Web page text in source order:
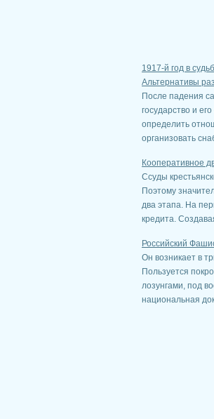
1917-й год в
Альтернативы
После падения
государство и
определить
организовать
Кооперативное
Ссуды
Поэтому
два этапа. На
кредита.
Российский
Он возникает в
Пользуется
лозунгами, под
национальная